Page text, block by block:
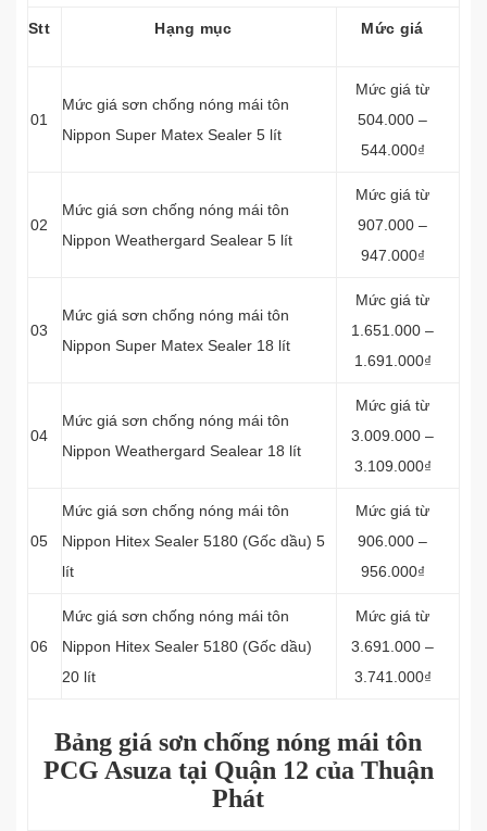
Stt Hạng mục Mức giá
01
Mức giá sơn chống nóng mái tôn
Nippon Super Matex Sealer 5 lít
Mức giá từ
504.000 –
544.000₫
02
Mức giá sơn chống nóng mái tôn
Nippon Weathergard Sealear 5 lít
Mức giá từ
907.000 –
947.000₫
03
Mức giá sơn chống nóng mái tôn
Nippon Super Matex Sealer 18 lít
Mức giá từ
1.651.000 –
1.691.000₫
04
Mức giá sơn chống nóng mái tôn
Nippon Weathergard Sealear 18 lít
Mức giá từ
3.009.000 –
3.109.000₫
05
Mức giá sơn chống nóng mái tôn
Nippon Hitex Sealer 5180 (Gốc dầu) 5
lít
Mức giá từ
906.000 –
956.000₫
06
Mức giá sơn chống nóng mái tôn
Nippon Hitex Sealer 5180 (Gốc dầu)
20 lít
Mức giá từ
3.691.000 –
3.741.000₫
Bảng giá sơn chống nóng mái tôn
PCG Asuza tại Quận 12 của Thuận
Phát